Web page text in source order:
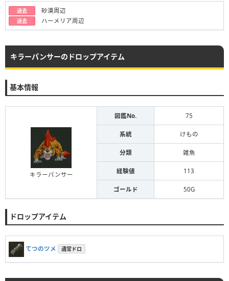
過去 砂漠周辺
過去 ハーメリア周辺
キラーパンサーのドロップアイテム
基本情報
キラーパンサー
図鑑No. 75
系統 けもの
分類 雑魚
経験値 113
ゴールド 50G
ドロップアイテム
てつのツメ 通常ドロ